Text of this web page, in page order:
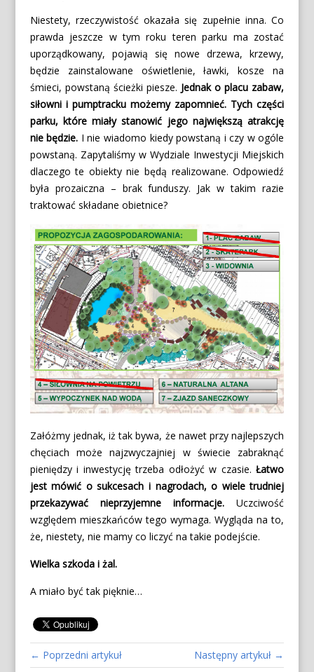
Niestety, rzeczywistość okazała się zupełnie inna. Co
prawda jeszcze w tym roku teren parku ma zostać
uporządkowany, pojawią się nowe drzewa, krzewy,
będzie zainstalowane oświetlenie, ławki, kosze na
śmieci, powstaną ścieżki piesze. Jednak o placu zabaw,
siłowni i pumptracku możemy zapomnieć. Tych części
parku, które miały stanowić jego największą atrakcję
nie będzie. I nie wiadomo kiedy powstaną i czy w ogóle
powstaną. Zapytaliśmy w Wydziale Inwestycji Miejskich
dlaczego te obiekty nie będą realizowane. Odpowiedź
była prozaiczna – brak funduszy. Jak w takim razie
traktować składane obietnice?
Załóżmy jednak, iż tak bywa, że nawet przy najlepszych
chęciach może najzwyczajniej w świecie zabraknąć
pieniędzy i inwestycję trzeba odłożyć w czasie. Łatwo
jest mówić o sukcesach i nagrodach, o wiele trudniej
przekazywać nieprzyjemne informacje. Uczciwość
względem mieszkańców tego wymaga. Wygląda na to,
że, niestety, nie mamy co liczyć na takie podejście.
Wielka szkoda i żal.
A miało być tak pięknie…
← Poprzedni artykuł Następny artykuł →